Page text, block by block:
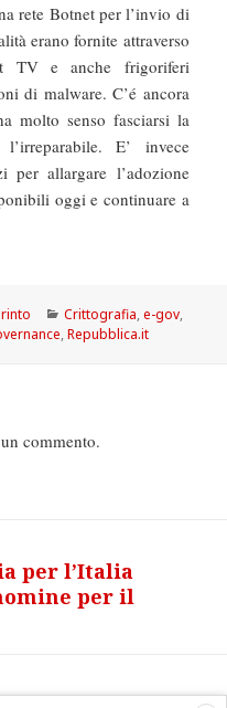
rete Botnet per l’invio di
erano fornite attraverso
TV e anche frigoriferi
di malware. C’é ancora
molto senso fasciarsi la
E’ invece
per allargare l’adozione
oggi e continuare a
Categorie
Crittografia,e-gov,
,Repubblica.it
commento.
per l’Italia
per il